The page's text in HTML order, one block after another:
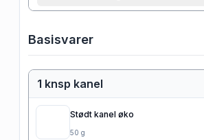
Basisvarer
1 knsp kanel
Stødt kanel øko
50 g